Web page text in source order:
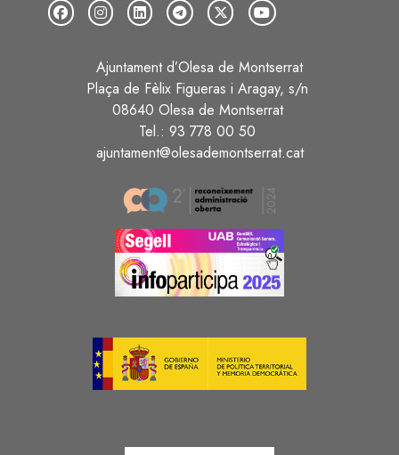
Ajuntament d’Olesa de Montserrat
Plaça de Fèlix Figueras i Aragay, s/n
08640 Olesa de Montserrat
Tel.: 93 778 00 50
ajuntament@olesademontserrat.cat
Image
Image